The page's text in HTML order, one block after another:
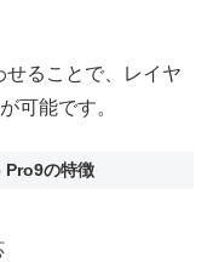
ることで、レイヤ
可能です。
の特徴